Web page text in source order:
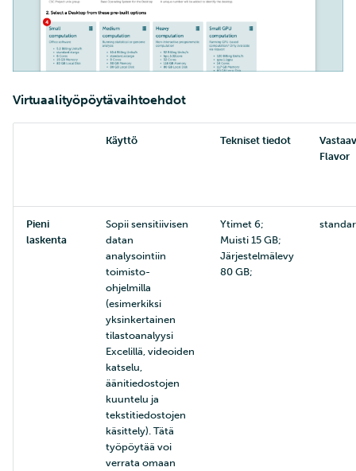
Virtuaalityöpöytävaihtoehdot
Käyttö Tekniset tiedot
Flavor
Pieni
laskenta
Sopii sensitiivisen
datan
analysointiin
toimisto-
ohjelmilla
(esimerkiksi
yksinkertainen
tilastoanalyysi
Excelillä, videoiden
katselu,
äänitiedostojen
kuuntelu ja
tekstitiedostojen
käsittely). Tätä
työpöytää voi
verrata omaan
Ytimet 6;
Muisti 15 GB;
Järjestelmälevy
80 GB;